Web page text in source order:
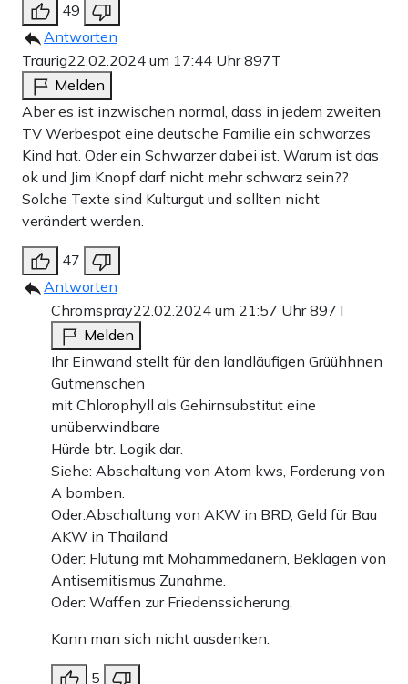
49
Antworten
Traurig22.02.2024 um 17:44 Uhr897T
Melden
Aber es ist inzwischen normal, dass in jedem zweiten
TV Werbespot eine deutsche Familie ein schwarzes
Kind hat. Oder ein Schwarzer dabei ist. Warum ist das
ok und Jim Knopf darf nicht mehr schwarz sein??
Solche Texte sind Kulturgut und sollten nicht
verändert werden.
47
Antworten
Chromspray22.02.2024 um 21:57 Uhr897T
Melden
Ihr Einwand stellt für den landläufigen Grüühhnen
Gutmenschen
mit Chlorophyll als Gehirnsubstitut eine
unüberwindbare
Hürde btr. Logik dar.
Siehe: Abschaltung von Atom kws, Forderung von
A bomben.
Oder:Abschaltung von AKW in BRD, Geld für Bau
AKW in Thailand
Oder: Flutung mit Mohammedanern, Beklagen von
Antisemitismus Zunahme.
Oder: Waffen zur Friedenssicherung.
Kann man sich nicht ausdenken.
5